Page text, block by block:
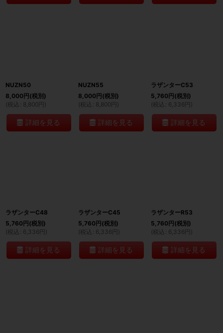
NUZN50
8,000 円 (税別)
(税込 : 8,800 円 )
詳細を見る
NUZN55
8,000円 (税別)
(税込 : 8,800 円 )
詳細を見る
ラザンターC53
5,760円 (税別)
(税込 : 6,336 円 )
詳細を見る
ラザンターC48
5,760 円 (税別)
(税込 : 6,336 円 )
詳細を見る
ラザンターC45
5,760円 (税別)
(税込 : 6,336 円 )
詳細を見る
ラザンターR53
5,760円 (税別)
(税込 : 6,336 円 )
詳細を見る